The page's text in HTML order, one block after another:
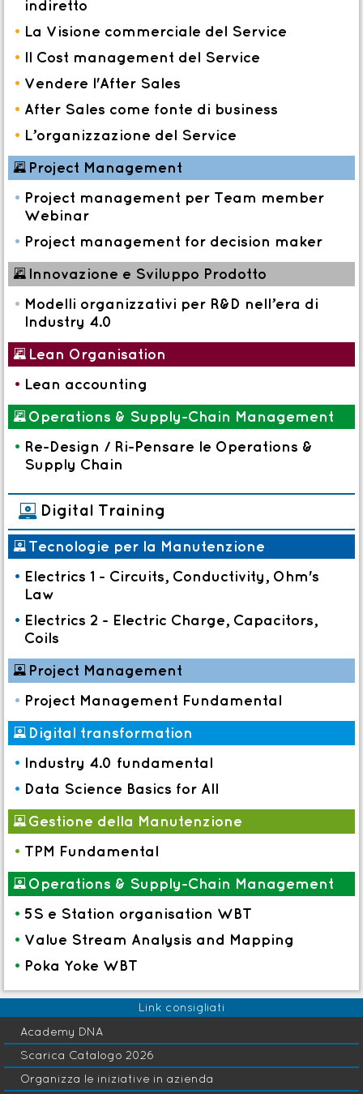
indiretto
• La Visione commerciale del Service
• Il Cost management del Service
• Vendere l'After Sales
• After Sales come fonte di business
• L’organizzazione del Service
* Project Management
• Project management per Team member
Webinar
• Project management for decision maker
* Innovazione e Sviluppo Prodotto
• Modelli organizzativi per R&D nell’era di
Industry 4.0
* Lean Organisation
• Lean accounting
* Operations & Supply-Chain Management
• Re-Design / Ri-Pensare le Operations &
Supply Chain
) Digital Training
) Tecnologie per la Manutenzione
• Electrics 1 - Circuits, Conductivity, Ohm's
Law
• Electrics 2 - Electric Charge, Capacitors,
Coils
) Project Management
• Project Management Fundamental
) Digital transformation
• Industry 4.0 fundamental
• Data Science Basics for All
) Gestione della Manutenzione
• TPM Fundamental
) Operations & Supply-Chain Management
• 5S e Station organisation WBT
• Value Stream Analysis and Mapping
• Poka Yoke WBT
Link consigliati
Academy DNA
Scarica Catalogo 2026
Organizza le iniziative in azienda